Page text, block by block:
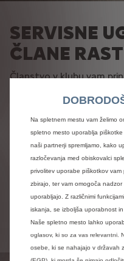
SERVISNE
ČLANE
Članstvo v klubu vam
kluba MyCITROËN Plus
vzdrževanju vašega vozila.
Glede na starost
35% na originalne
olja ter maziva
Preverite
Na spletnem mestu vam želimo
spletno mesto uporablja
naši partnerji spremljamo, kako
razločevanja med obiskovalci
privolitev uporabe piškotkov
zbirajo, ter vam omogoča
uporabljajo. Z različnimi
iskanja, se izboljša uporabnost
Naše spletno mesto lahko
oglasov, ki so za vas relevantni.
osebe, ki se nahajajo v državah